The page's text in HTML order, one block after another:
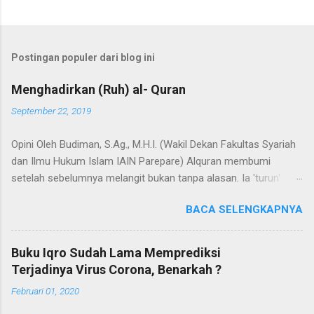
Postingan populer dari blog ini
Menghadirkan (Ruh) al- Quran
September 22, 2019
Opini Oleh Budiman, S.Ag., M.H.I. (Wakil Dekan Fakultas Syariah
dan Ilmu Hukum Islam IAIN Parepare) Alquran membumi
setelah sebelumnya melangit bukan tanpa alasan. Ia 'turun'
hudan (panduan) bagi segenap manusia dalam hidup dan
kehidupannya. Selain itu, Alquran adalah Annur dan Nur
(cahaya). Kedua terma ini menunjuk pada nama dan fungsi
Alquran yang dapat bermakna "cahaya" yang menerangi bumi,
langit, hati, bahkan semesta. Agaknya tidak berlebihan apabila
dinyatakan bahwa proses penyebarluasan cahaya di bumi
BACA SELENGKAPNYA
Buku Iqro Sudah Lama Memprediksi
Terjadinya Virus Corona, Benarkah ?
Februari 01, 2020